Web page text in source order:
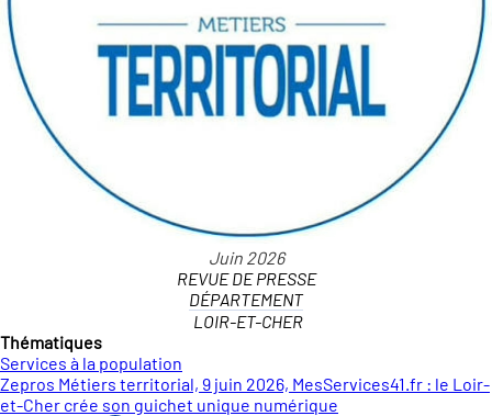
REVUE DE PRESSE
DÉPARTEMENT
LOIR-ET-CHER
Thématiques
Services à la population
Zepros Métiers territorial, 9 juin 2026, MesServices41.fr : le Loir-
et-Cher crée son guichet unique numérique